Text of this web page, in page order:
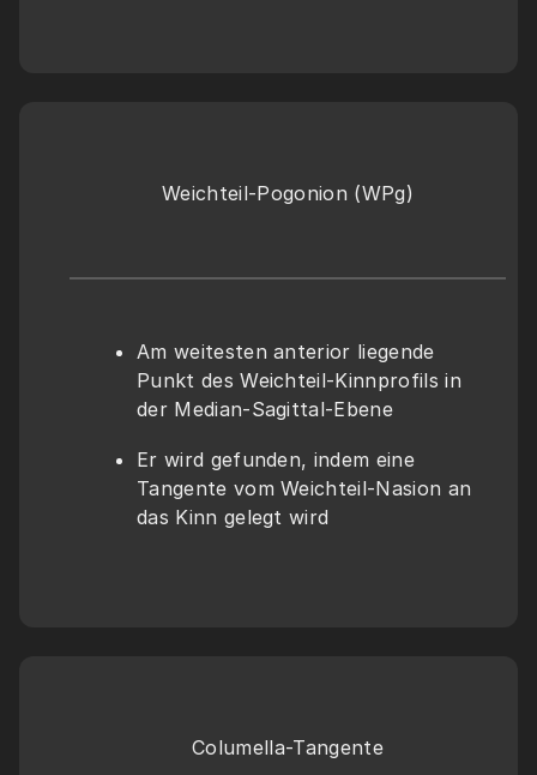
Weichteil-Pogonion (WPg)
Am weitesten anterior liegende
Punkt des Weichteil-Kinnprofils in
der Median-Sagittal-Ebene
Er wird gefunden, indem eine
Tangente vom Weichteil-Nasion an
das Kinn gelegt wird
Columella-Tangente